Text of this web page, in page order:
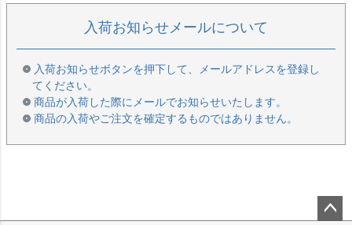
入荷お知らせメールについて
入荷お知らせボタンを押下して、メールアドレスを登録し
てください。
商品が入荷した際にメールでお知らせいたします。
商品の入荷やご注文を確定するものではありません。